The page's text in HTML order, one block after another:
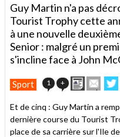
Guy Martin n'a pas
Tourist Trophy cette
à une nouvelle
Senior : malgré un
s'incline face à John
Sport 1 + Imprimer
cet
à
un
ami
sur
Et de cinq : Guy Martin a
dernière course du Tourist
place de sa carrière sur l'Ile